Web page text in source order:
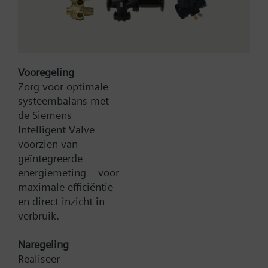
VA-056PNX024P-4310
BPZ:VA-056PNX024P-4310
Documenten
Vooregeling
Zorg voor optimale
systeembalans met
de Siemens
Intelligent Valve
voorzien van
geïntegreerde
energiemeting – voor
maximale efficiëntie
en direct inzicht in
verbruik.
Naregeling
Realiseer
Contact
Verander regio
NL (nl)